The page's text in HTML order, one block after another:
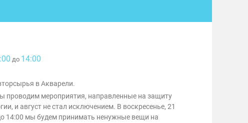
до 14:00
в Акварели.
проводим мероприятия, направленные на защиту
и август не стал исключением. В воскресенье, 21
14:00 мы будем принимать ненужные вещи на